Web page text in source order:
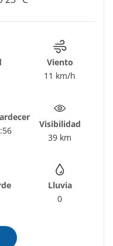
Viento
11 km/h
Visibilidad
39 km
Lluvia
0